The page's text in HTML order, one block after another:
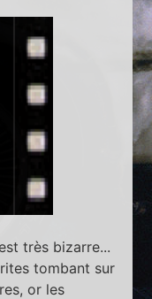
très bizarre...
tombant sur
or les